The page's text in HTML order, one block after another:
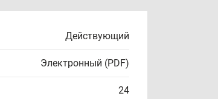
Действующий
Электронный (PDF)
24